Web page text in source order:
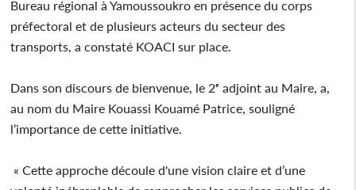
Bureau régional à Yamoussoukro en présence du corps
préfectoral et de plusieurs acteurs du secteur des
transports, a constaté KOACI sur place.
Dans son discours de bienvenue, le 2ᵉ adjoint au Maire, a,
au nom du Maire Kouassi Kouamé Patrice, souligné
l’importance de cette initiative.
« Cette approche découle d'une vision claire et d’une